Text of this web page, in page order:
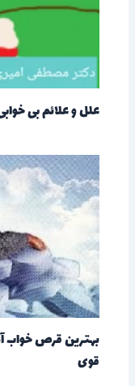
علل و علائم بی
بهترین قرص خواب
قوی